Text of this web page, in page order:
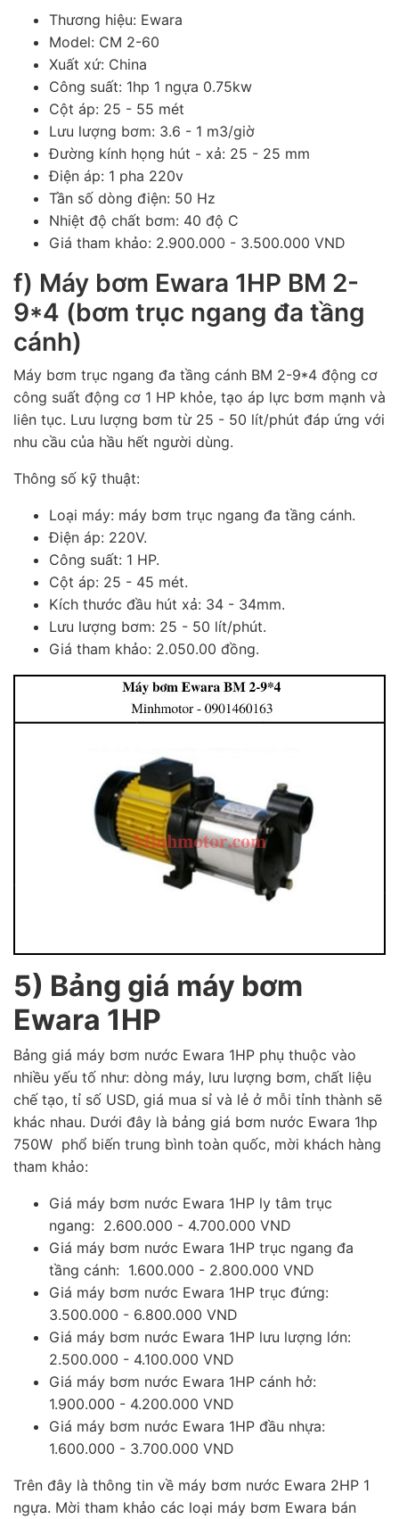
Thương hiệu: Ewara
Model: CM 2-60
Xuất xứ: China
Công suất: 1hp 1 ngựa 0.75kw
Cột áp: 25 - 55 mét
Lưu lượng bơm: 3.6 - 1 m3/giờ
Đường kính họng hút - xả: 25 - 25 mm
Điện áp: 1 pha 220v
Tần số dòng điện: 50 Hz
Nhiệt độ chất bơm: 40 độ C
Giá tham khảo: 2.900.000 - 3.500.000 VND
f) Máy bơm Ewara 1HP BM 2-
9*4 (bơm trục ngang đa tầng
cánh)
Máy bơm trục ngang đa tầng cánh BM 2-9*4 động cơ
công suất động cơ 1 HP khỏe, tạo áp lực bơm mạnh và
liên tục. Lưu lượng bơm từ 25 - 50 lít/phút đáp ứng với
nhu cầu của hầu hết người dùng.
Thông số kỹ thuật:
Loại máy: máy bơm trục ngang đa tầng cánh.
Điện áp: 220V.
Công suất: 1 HP.
Cột áp: 25 - 45 mét.
Kích thước đầu hút xả: 34 - 34mm.
Lưu lượng bơm: 25 - 50 lít/phút.
Giá tham khảo: 2.050.00 đồng.
5) Bảng giá máy bơm
Ewara 1HP
Bảng giá máy bơm nước Ewara 1HP phụ thuộc vào
nhiều yếu tố như: dòng máy, lưu lượng bơm, chất liệu
chế tạo, tỉ số USD, giá mua sỉ và lẻ ở mỗi tỉnh thành sẽ
khác nhau. Dưới đây là bảng giá bơm nước Ewara 1hp
750W phổ biến trung bình toàn quốc, mời khách hàng
tham khảo:
Giá máy bơm nước Ewara 1HP ly tâm trục
ngang: 2.600.000 - 4.700.000 VND
Giá máy bơm nước Ewara 1HP trục ngang đa
tầng cánh: 1.600.000 - 2.800.000 VND
Giá máy bơm nước Ewara 1HP trục đứng:
3.500.000 - 6.800.000 VND
Giá máy bơm nước Ewara 1HP lưu lượng lớn:
2.500.000 - 4.100.000 VND
Giá máy bơm nước Ewara 1HP cánh hở:
1.900.000 - 4.200.000 VND
Giá máy bơm nước Ewara 1HP đầu nhựa:
1.600.000 - 3.700.000 VND
Trên đây là thông tin về máy bơm nước Ewara 2HP 1
ngựa. Mời tham khảo các loại máy bơm Ewara bán